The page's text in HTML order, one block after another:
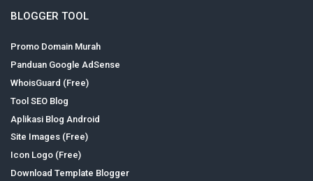
BLOGGER TOOL
Promo Domain Murah
Panduan Google AdSense
WhoisGuard (Free)
Tool SEO Blog
Aplikasi Blog Android
Site Images (Free)
Icon Logo (Free)
Download Template Blogger